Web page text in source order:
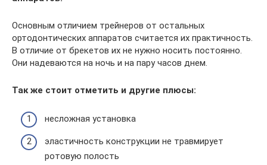
Основным отличием трейнеров от остальных
ортодонтических аппаратов считается их практичность.
В отличие от брекетов их не нужно носить постоянно.
Они надеваются на ночь и на пару часов днем.
Так же стоит отметить и другие плюсы:
несложная установка
эластичность конструкции не травмирует
ротовую полость